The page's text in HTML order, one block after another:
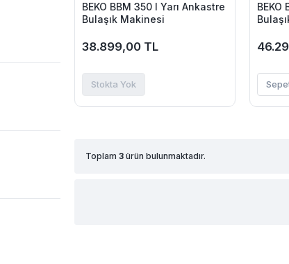
BEKO BBM 350 I Yarı Ankastre
Bulaşık Makinesi
38.899,00 TL
Stokta Yok
BEKO
Toplam 3 ürün bulunmaktadır.